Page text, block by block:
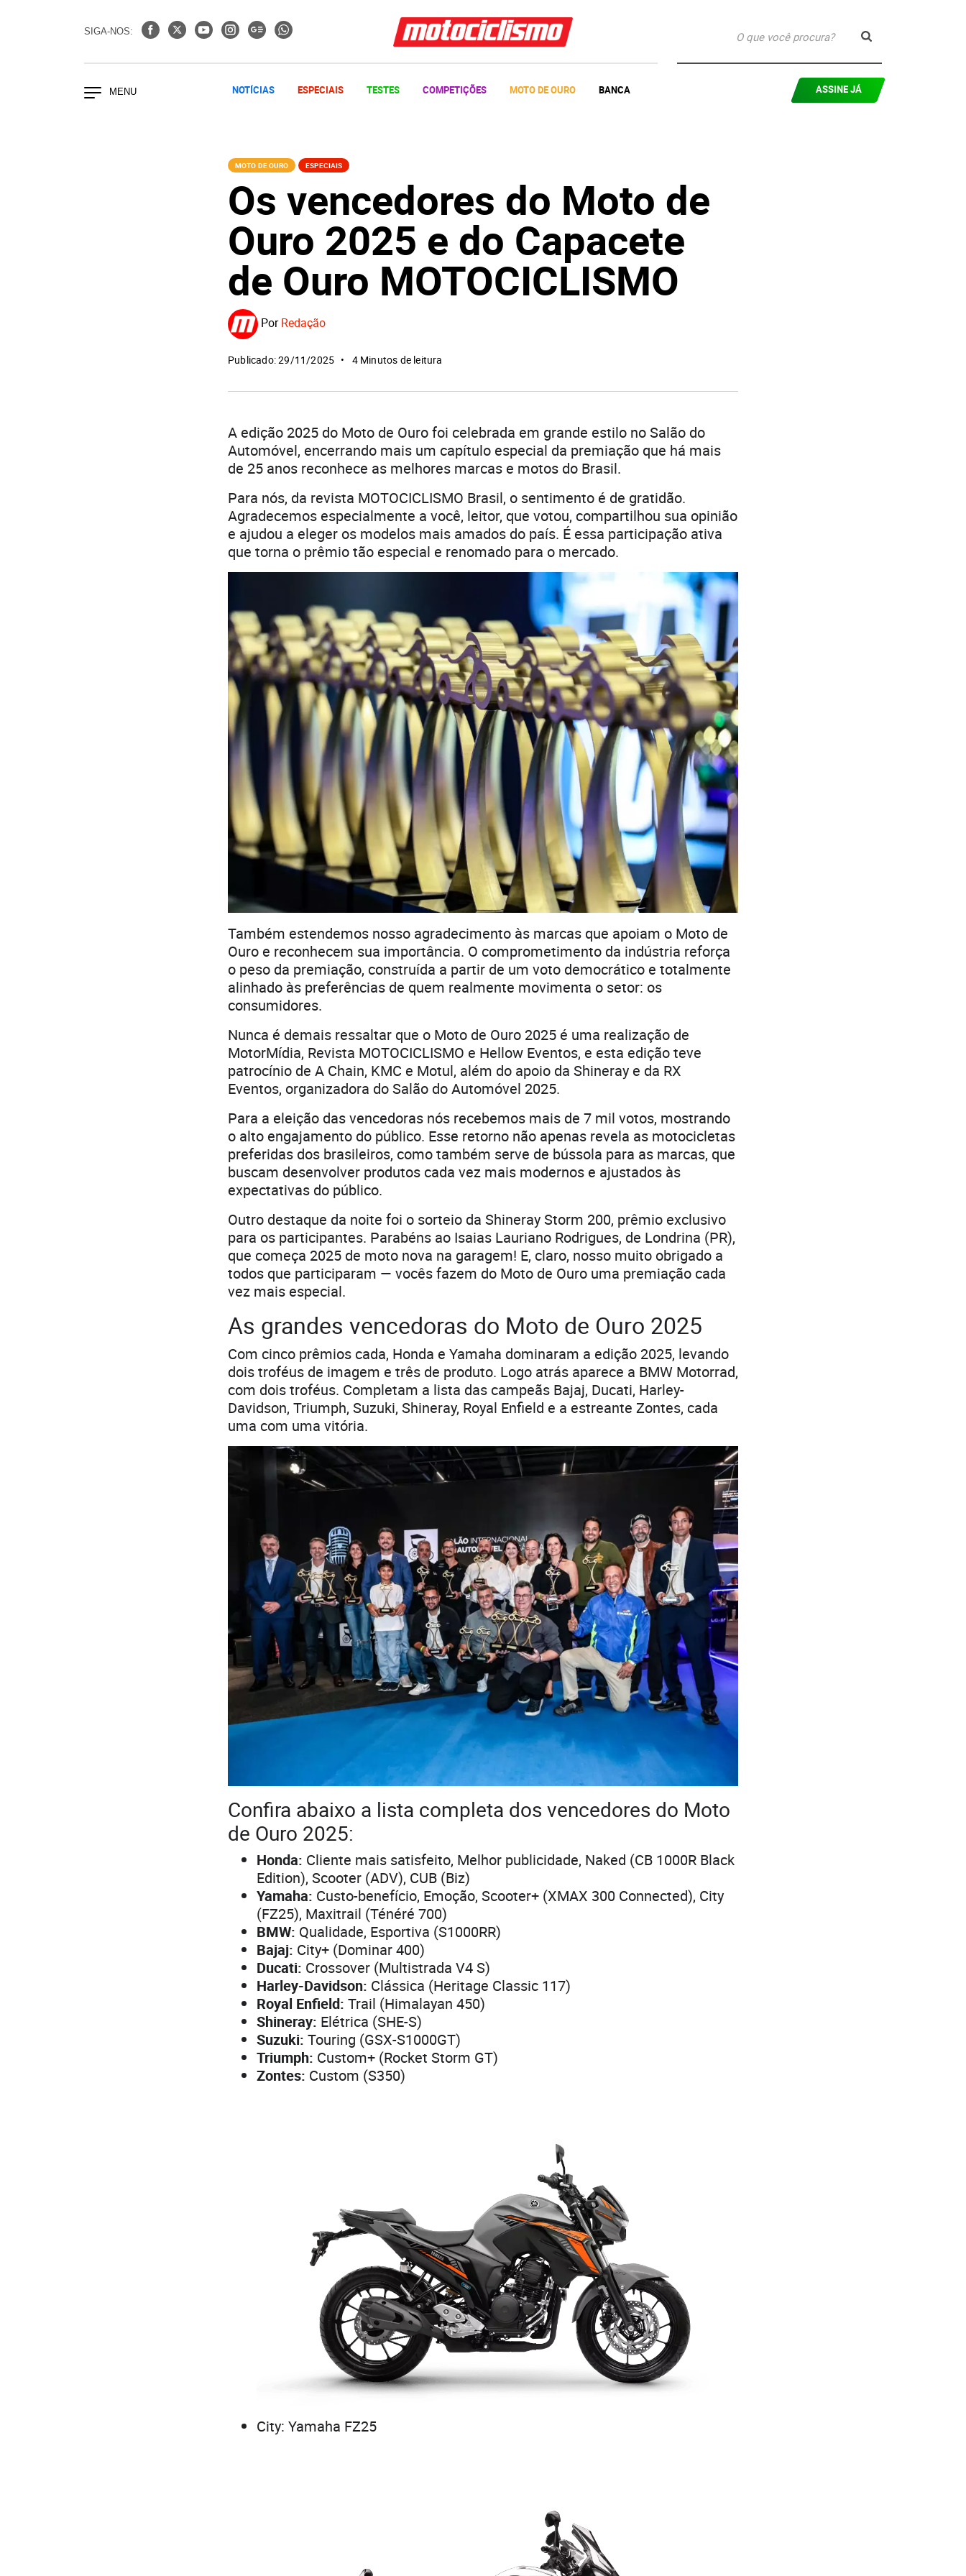
SIGA-NOS:
NOTÍCIAS ESPECIAIS TESTES COMPETIÇÕES MOTO DE OURO BANCA ASSINE JÁ
MOTO DE OURO ESPECIAIS
Os vencedores do Moto de
Ouro 2025 e do Capacete
de Ouro MOTOCICLISMO
PorRedação
Publicado: 29/11/2025 4 Minutos de leitura
A edição 2025 do Moto de Ouro foi celebrada em grande estilo no Salão do
Automóvel, encerrando mais um capítulo especial da premiação que há mais
de 25 anos reconhece as melhores marcas e motos do Brasil.
Para nós, da revista MOTOCICLISMO Brasil, o sentimento é de gratidão.
Agradecemos especialmente a você, leitor, que votou, compartilhou sua opinião
e ajudou a eleger os modelos mais amados do país. É essa participação ativa
que torna o prêmio tão especial e renomado para o mercado.
Também estendemos nosso agradecimento às marcas que apoiam o Moto de
Ouro e reconhecem sua importância. O comprometimento da indústria reforça
o peso da premiação, construída a partir de um voto democrático e totalmente
alinhado às preferências de quem realmente movimenta o setor: os
consumidores.
Nunca é demais ressaltar que o Moto de Ouro 2025 é uma realização de
MotorMídia, Revista MOTOCICLISMO e Hellow Eventos, e esta edição teve
patrocínio de A Chain, KMC e Motul, além do apoio da Shineray e da RX
Eventos, organizadora do Salão do Automóvel 2025.
Para a eleição das vencedoras nós recebemos mais de 7 mil votos, mostrando
o alto engajamento do público. Esse retorno não apenas revela as motocicletas
preferidas dos brasileiros, como também serve de bússola para as marcas, que
buscam desenvolver produtos cada vez mais modernos e ajustados às
expectativas do público.
Outro destaque da noite foi o sorteio da Shineray Storm 200, prêmio exclusivo
para os participantes. Parabéns ao Isaias Lauriano Rodrigues, de Londrina (PR),
que começa 2025 de moto nova na garagem! E, claro, nosso muito obrigado a
todos que participaram — vocês fazem do Moto de Ouro uma premiação cada
vez mais especial.
As grandes vencedoras do Moto de Ouro 2025
Com cinco prêmios cada, Honda e Yamaha dominaram a edição 2025, levando
dois troféus de imagem e três de produto. Logo atrás aparece a BMW Motorrad,
com dois troféus. Completam a lista das campeãs Bajaj, Ducati, Harley-
Davidson, Triumph, Suzuki, Shineray, Royal Enfield e a estreante Zontes, cada
uma com uma vitória.
Confira abaixo a lista completa dos vencedores do Moto
de Ouro 2025:
Honda: Cliente mais satisfeito, Melhor publicidade, Naked (CB 1000R Black
Edition), Scooter (ADV), CUB (Biz)
Yamaha: Custo-benefício, Emoção, Scooter+ (XMAX 300 Connected), City
(FZ25), Maxitrail (Ténéré 700)
BMW: Qualidade, Esportiva (S1000RR)
Bajaj: City+ (Dominar 400)
Ducati: Crossover (Multistrada V4 S)
Harley-Davidson: Clássica (Heritage Classic 117)
Royal Enfield: Trail (Himalayan 450)
Shineray: Elétrica (SHE-S)
Suzuki: Touring (GSX-S1000GT)
Triumph: Custom+ (Rocket Storm GT)
Zontes: Custom (S350)
City: Yamaha FZ25